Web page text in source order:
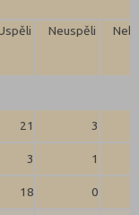
Neuspěli
21 3
3 1
18 0